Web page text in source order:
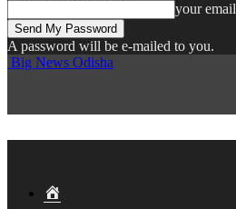
your email
A password will be e-mailed to you.
Big News Odisha